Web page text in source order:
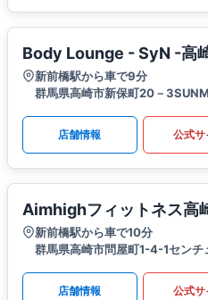
Body Lounge - SyN -高
新前橋駅から車で9分
群馬県高崎市新保町20－
店舗情報 公式サ
Aimhighフィットネス高
新前橋駅から車で10分
群馬県高崎市問屋町1-4-1セン
店舗情報 公式サ